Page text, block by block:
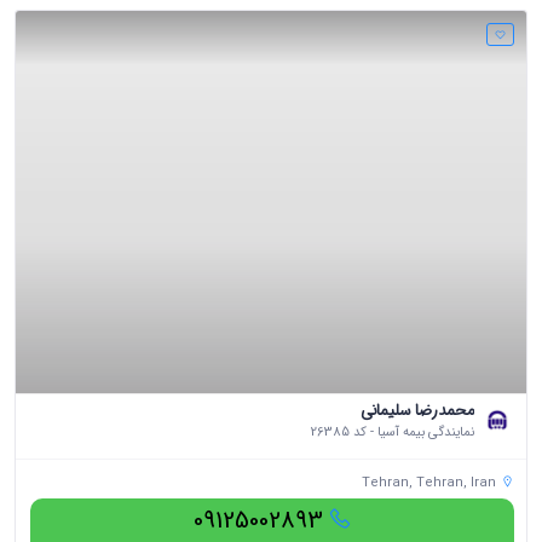
محمدرضا سلیمانی
نمایندگی بیمه آسیا - کد 26385
Tehran, Tehran, Iran
09125002893